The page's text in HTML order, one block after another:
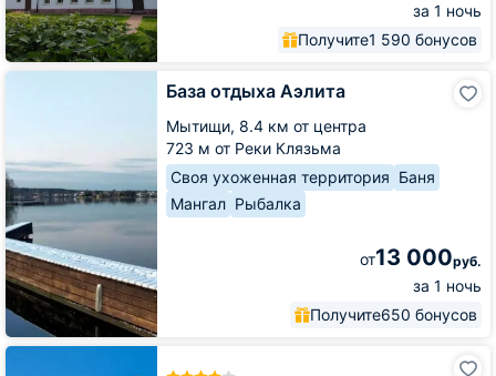
за 1 ночь
Получите1 590 бонусов
База отдыха Аэлита
Мытищи, 8.4 км от центра
723 м от Реки Клязьма
Своя ухоженная территория Баня
Мангал Рыбалка
от13 000руб.
за 1 ночь
Получите650 бонусов
База
Вешки